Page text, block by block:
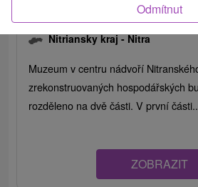
Diecézne muzeum Nitra
Nitriansky kraj -Nitra
Muzeum v centru nádvoří
zrekonstruovaných hospodářských
rozděleno na dvě části. V první
ZOBRAZIT
Odmítnut